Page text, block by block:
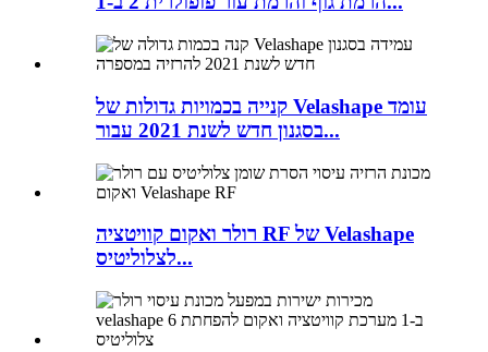
קנייה בכמויות גדולות של Velashape עומד
בסגנון חדש לשנת 2021 עבור...
רולר ואקום קוויטציה RF של Velashape
לצלוליטיס...